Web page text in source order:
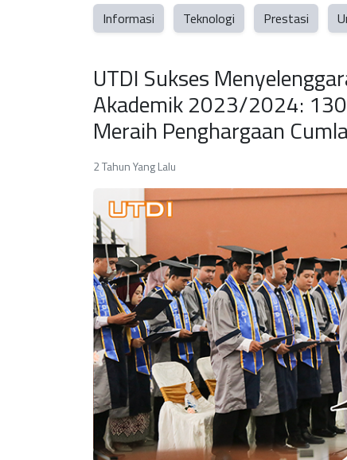
Informasi Teknologi Prestasi
UTDI Sukses
Akademik 2023/2024:
Meraih Penghargaan
2 Tahun Yang Lalu